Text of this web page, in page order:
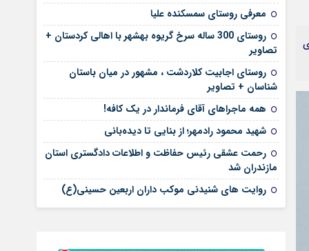
معرفی روستای سمسکنده علیا
روستای 300 ساله سرخ ‌گریوه بهشهر با اهالی کردستان +
تصاویر
روستای اجابیت کلاردشت ، مشهور در میان باستان
شناسان + تصاویر
همه ماجراهای آقای فرماندار در یک کافه!
شهید محمود رادمهر؛ از بنایی تا دیده‌بانی
رحمت عشقی رئیس حفاظت و اطلاعات دادگستری استان
مازندران شد
روایت های شنیدنی موکب داران اربعین حسینی(ع)